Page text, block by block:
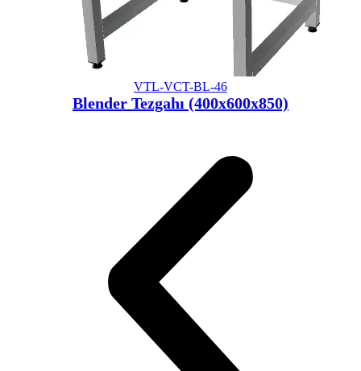
VTL-VCT-BL-46
Blender Tezgahı (400x600x850)